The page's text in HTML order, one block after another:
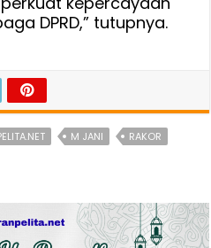
DPRD,” tutupnya.
M JANI
RAKOR